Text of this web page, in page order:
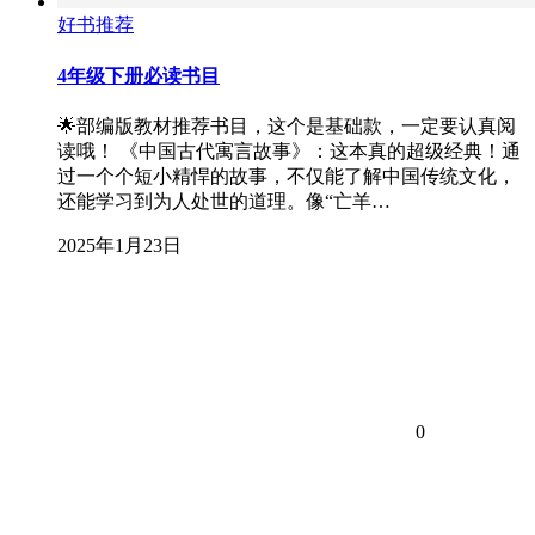
好书推荐
4年级下册必读书目
🌟部编版教材推荐书目，这个是基础款，一定要认真阅
读哦！ 《中国古代寓言故事》：这本真的超级经典！通
过一个个短小精悍的故事，不仅能了解中国传统文化，
还能学习到为人处世的道理。像“亡羊…
2025年1月23日
0